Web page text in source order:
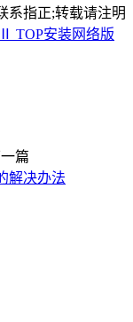
系指正;转载请注明
TOP安装网络版
篇
解决办法